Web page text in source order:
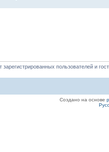
пользователей и
Создано на основе